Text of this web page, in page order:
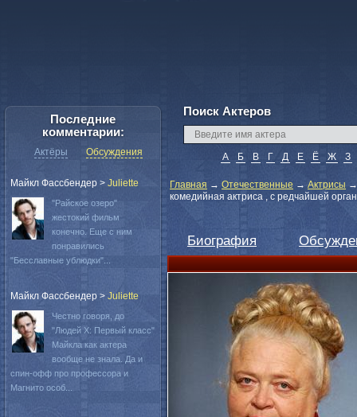
Поиск Актеров
А Б В Г Д Е Ё Ж З
Главная → Отечественные → Актрисы
комедийная актриса , с редчайшей
Биография
Последние
комментарии:
Актёры Обсуждения
Майкл Фассбендер > Juliette
"Райское озеро"
жестокий фильм
конечно. Еще с ним
понравились
"Бесславные ублюдки"...
Майкл Фассбендер > Juliette
Честно говоря, до
"Людей Х: Первый класс"
Майкла как актера
вообще не знала. Да и
спин-офф про профессора и
Магнито особ...